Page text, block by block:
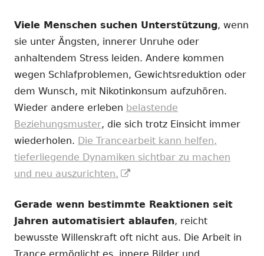
Viele Menschen suchen Unterstützung, wenn
sie unter Ängsten, innerer Unruhe oder
anhaltendem Stress leiden. Andere kommen
wegen Schlafproblemen, Gewichtsreduktion oder
dem Wunsch, mit Nikotinkonsum aufzuhören.
Wieder andere erleben belastende
Beziehungsmuster, die sich trotz Einsicht immer
wiederholen. Die Trancearbeit kann helfen,
tieferliegende Dynamiken sichtbar zu machen
und neu auszurichten.
Fenster
öffnen
Gerade wenn bestimmte Reaktionen seit
Jahren automatisiert ablaufen, reicht
bewusste Willenskraft oft nicht aus. Die Arbeit in